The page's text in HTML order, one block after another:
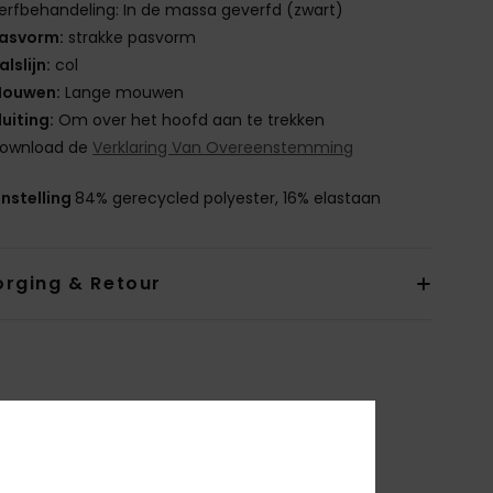
In de massa geverfd (zwart)
strakke pasvorm
col
Lange mouwen
Om over het hoofd aan te trekken
de Verklaring Van Overeenstemming
84% gerecycled polyester, 16% elastaan
& Retour